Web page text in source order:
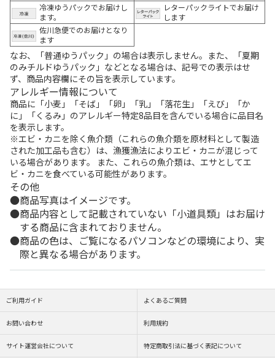
冷凍ゆうパックでお届けし
ます。
レターパックライトでお届け
します
佐川急便でのお届けとなり
ます
なお、「普通ゆうパック」の場合は表示しません。また、「夏期
のみチルドゆうパック」などとなる場合は、記号での表示はせ
ず、商品内容欄にその旨を表示しています。
アレルギー情報について
商品に「小麦」「そば」「卵」「乳」「落花生」「えび」「か
に」「くるみ」のアレルギー特定8品目を含んでいる場合に品目名
を表示します。
※エビ・カニを除く魚介類（これらの魚介類を原材料として製造
された加工品も含む）は、漁獲漁法によりエビ・カニが混じって
いる場合があります。 また、これらの魚介類は、エサとしてエ
ビ・カニを食べている可能性があります。
その他
商品写真はイメージです。
商品内容として記載されていない「小道具類」はお届け
する商品に含まれておりません。
商品の色は、ご覧になるパソコンなどの環境により、実
際と異なる場合があります。
ご利用ガイド よくあるご質問
お問い合わせ 利用規約
サイト運営会社について 特定商取引法に基づく表記について